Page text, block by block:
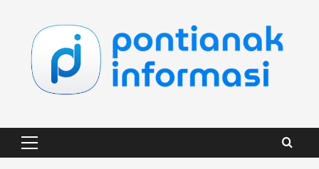
content
Primary